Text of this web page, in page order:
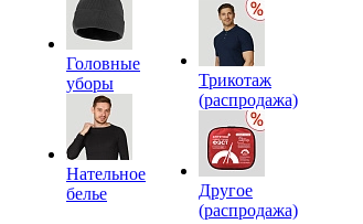
Головные
уборы
Нательное
белье
Трикотаж
(распродажа)
Другое
(распродажа)